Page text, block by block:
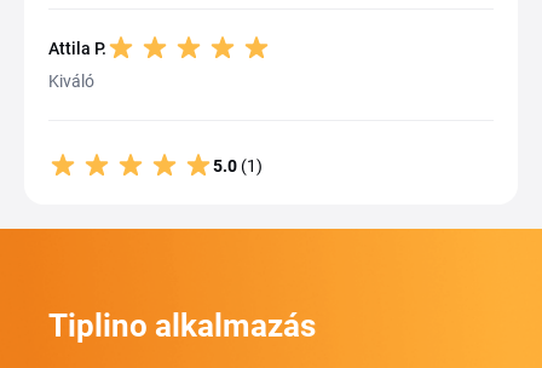
Attila P.
Kiváló
5.0 (1)
Tiplino alkalmazás